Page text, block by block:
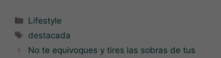
Categorías
Lifestyle
Etiquetas
destacada
No te equivoques y tires las sobras de tus